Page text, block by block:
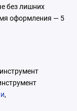
без лишних
оформления — 5
,